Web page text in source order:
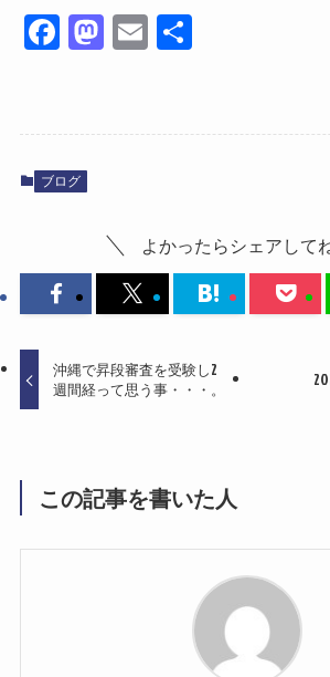
Fa
ce
ok
M
as
do
E
m
共
ブログ
よかったらシェアして
沖縄で昇段審査を受験し2
週間経って思う事・・・。
この記事を書いた人